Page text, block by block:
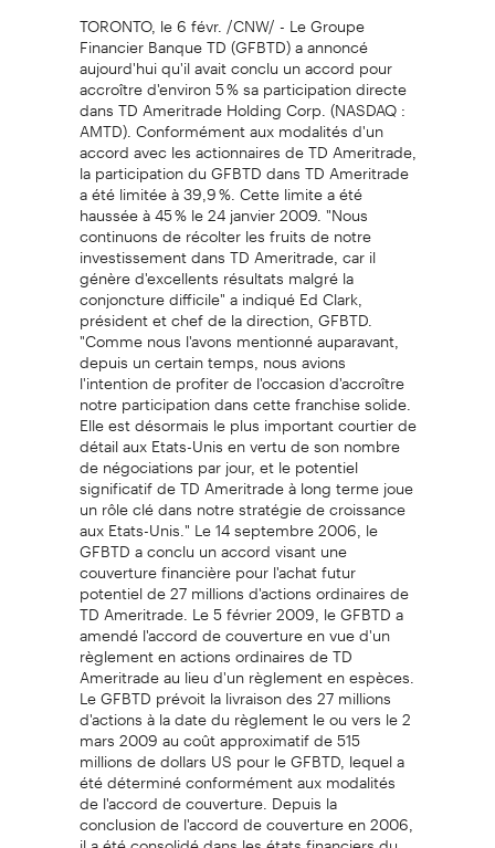
TORONTO, le 6 févr. /CNW/ - Le Groupe
Financier Banque TD (GFBTD) a annoncé
aujourd'hui qu'il avait conclu un accord pour
accroître d'environ 5 % sa participation directe
dans TD Ameritrade Holding Corp. (NASDAQ :
AMTD). Conformément aux modalités d'un
accord avec les actionnaires de TD Ameritrade,
la participation du GFBTD dans TD Ameritrade
a été limitée à 39,9 %. Cette limite a été
haussée à 45 % le 24 janvier 2009. "Nous
continuons de récolter les fruits de notre
investissement dans TD Ameritrade, car il
génère d'excellents résultats malgré la
conjoncture difficile" a indiqué Ed Clark,
président et chef de la direction, GFBTD.
"Comme nous l'avons mentionné auparavant,
depuis un certain temps, nous avions
l'intention de profiter de l'occasion d'accroître
notre participation dans cette franchise solide.
Elle est désormais le plus important courtier de
détail aux Etats-Unis en vertu de son nombre
de négociations par jour, et le potentiel
significatif de TD Ameritrade à long terme joue
un rôle clé dans notre stratégie de croissance
aux Etats-Unis." Le 14 septembre 2006, le
GFBTD a conclu un accord visant une
couverture financière pour l'achat futur
potentiel de 27 millions d'actions ordinaires de
TD Ameritrade. Le 5 février 2009, le GFBTD a
amendé l'accord de couverture en vue d'un
règlement en actions ordinaires de TD
Ameritrade au lieu d'un règlement en espèces.
Le GFBTD prévoit la livraison des 27 millions
d'actions à la date du règlement le ou vers le 2
mars 2009 au coût approximatif de 515
millions de dollars US pour le GFBTD, lequel a
été déterminé conformément aux modalités
de l'accord de couverture. Depuis la
conclusion de l'accord de couverture en 2006,
il a été consolidé dans les états financiers du